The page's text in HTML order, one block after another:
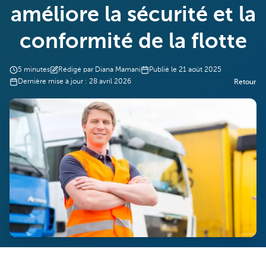
améliore la sécurité et la
conformité de la flotte
5 minutes Rédigé par Diana Mamani Publié le 21 août 2025
Dernière mise à jour : 28 avril 2026 Retour